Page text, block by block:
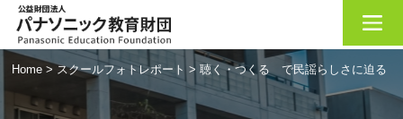
Home > スクールフォトレポート >聴く・つくる で民謡らしさに迫る